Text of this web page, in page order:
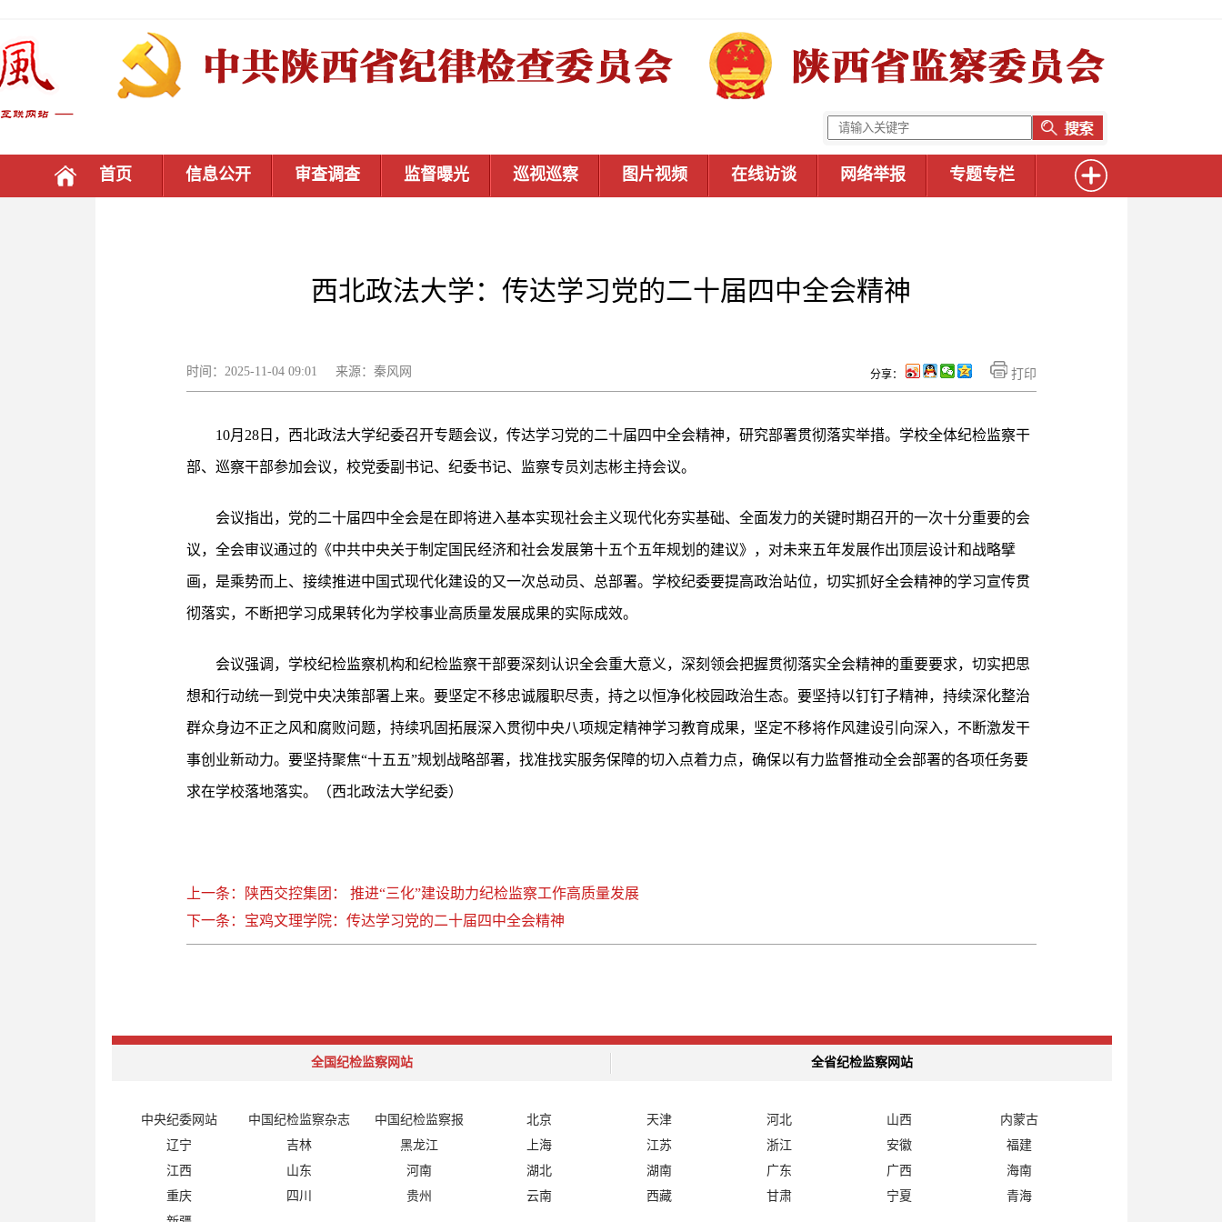
首页 信息公开 审查调查 监督曝光 巡视巡察 图片视频 在线访谈 网络举报 专题专栏
西北政法大学：传达学习党的二十届四中全会精神
时间：2025-11-04 09:01 来源：秦风网 打印
分享：
10月28日，西北政法大学纪委召开专题会议，传达学习党的二十届四中全会精神，研究部署贯彻落实举措。学校全体纪检监察干
部、巡察干部参加会议，校党委副书记、纪委书记、监察专员刘志彬主持会议。
会议指出，党的二十届四中全会是在即将进入基本实现社会主义现代化夯实基础、全面发力的关键时期召开的一次十分重要的会
议，全会审议通过的《中共中央关于制定国民经济和社会发展第十五个五年规划的建议》，对未来五年发展作出顶层设计和战略擘
画，是乘势而上、接续推进中国式现代化建设的又一次总动员、总部署。学校纪委要提高政治站位，切实抓好全会精神的学习宣传贯
彻落实，不断把学习成果转化为学校事业高质量发展成果的实际成效。
会议强调，学校纪检监察机构和纪检监察干部要深刻认识全会重大意义，深刻领会把握贯彻落实全会精神的重要要求，切实把思
想和行动统一到党中央决策部署上来。要坚定不移忠诚履职尽责，持之以恒净化校园政治生态。要坚持以钉钉子精神，持续深化整治
群众身边不正之风和腐败问题，持续巩固拓展深入贯彻中央八项规定精神学习教育成果，坚定不移将作风建设引向深入，不断激发干
事创业新动力。要坚持聚焦“十五五”规划战略部署，找准找实服务保障的切入点着力点，确保以有力监督推动全会部署的各项任务要
求在学校落地落实。（西北政法大学纪委）
上一条：陕西交控集团： 推进“三化”建设助力纪检监察工作高质量发展
下一条：宝鸡文理学院：传达学习党的二十届四中全会精神
全国纪检监察网站 全省纪检监察网站
中央纪委网站 中国纪检监察杂志 中国纪检监察报 北京 天津 河北 山西
内蒙古
辽宁
吉林 黑龙江 上海 江苏 浙江 安徽
福建
江西
山东 河南 湖北 湖南 广东 广西
海南
重庆
四川 贵州 云南 西藏 甘肃 宁夏
青海